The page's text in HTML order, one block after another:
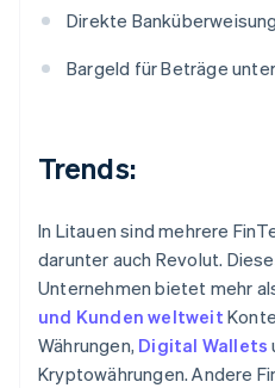
Direkte
Bargeld für Beträge
Trends:
In Litauen sind mehrere
darunter auch Revolut.
Unternehmen bietet mehr
und Kunden weltweit
Währungen, Digital Wallets
Kryptowährungen. Andere